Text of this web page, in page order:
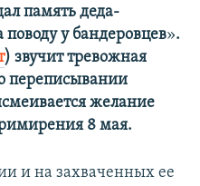
память деда-
у бандеровцев»​.
) звучит тревожная
переписывании
желание
8 мая.
и на захваченных ее